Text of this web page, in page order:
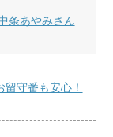
条あやみさん
守番も安心！